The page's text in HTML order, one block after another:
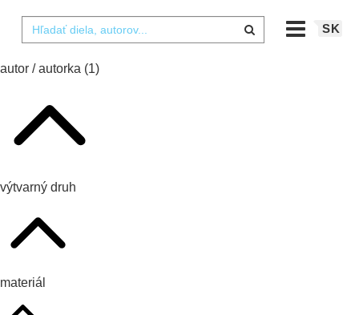
SK
autor / autorka (1)
výtvarný druh
materiál